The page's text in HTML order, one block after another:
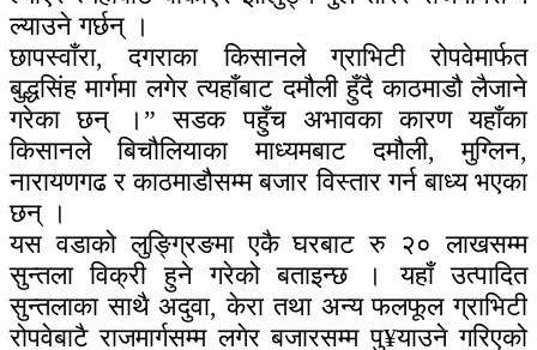
ल्याउने गर्छन् ।
छापस्वाँरा, दगराका किसानले ग्राभिटी रोपवेमार्फत
बुद्धसिंह मार्गमा लगेर त्यहाँबाट दमौली हुँदै काठमाडौ लैजाने
गरेका छन् ।” सडक पहुँच अभावका कारण यहाँका
किसानले बिचौलियाका माध्यमबाट दमौली, मुग्लिन,
नारायणगढ र काठमाडौसम्म बजार विस्तार गर्न बाध्य भएका
छन् ।
यस वडाको लुङ्ग्रिङमा एकै घरबाट रु २० लाखसम्म
सुन्तला विक्री हुने गरेको बताइन्छ । यहाँ उत्पादित
सुन्तलाका साथै अदुवा, केरा तथा अन्य फलफूल ग्राभिटी
रोपवेबाटै राजमार्गसम्म लगेर बजारसम्म पु¥याउने गरिएको